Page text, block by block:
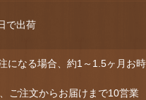
で出荷
になる場合、約1～1.5ヶ月お時
ご注文からお届けまで10営業